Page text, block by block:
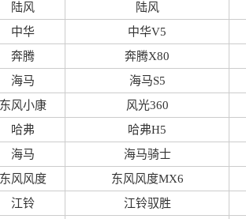
陆风 陆风
中华 中华V5
奔腾 奔腾X80
海马 海马S5
东风小康 风光360
哈弗 哈弗H5
海马 海马骑士
东风风度 东风风度MX6
江铃 江铃驭胜